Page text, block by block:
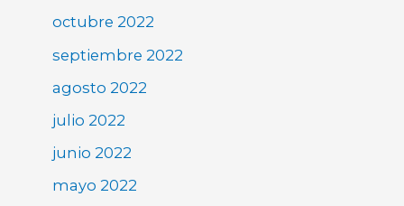
octubre 2022
septiembre 2022
agosto 2022
julio 2022
junio 2022
mayo 2022